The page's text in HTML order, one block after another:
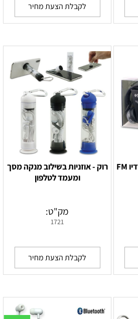
לקבלת הצעת מחיר
סול - אוזניות בלוטוט עם רדיו FM
רוק - אוזניות בשילוב מנקה מסך
ומעמד לטלפון
מק"ט:
1721
לקבלת הצעת מחיר